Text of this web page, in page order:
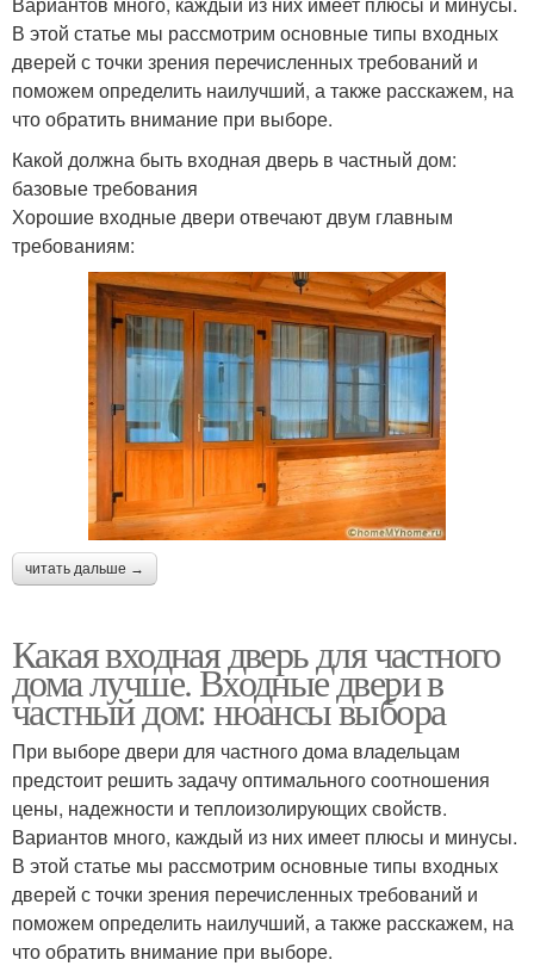
В этой статье мы рассмотрим основные типы входных
дверей с точки зрения перечисленных требований и
поможем определить наилучший, а также расскажем, на
что обратить внимание при выборе.
Какой должна быть входная дверь в частный дом:
базовые требования
Хорошие входные двери отвечают двум главным
требованиям:
читать дальше →
Какая входная дверь для частного
дома лучше. Входные двери в
частный дом: нюансы выбора
При выборе двери для частного дома владельцам
предстоит решить задачу оптимального соотношения
цены, надежности и теплоизолирующих свойств.
Вариантов много, каждый из них имеет плюсы и минусы.
В этой статье мы рассмотрим основные типы входных
дверей с точки зрения перечисленных требований и
поможем определить наилучший, а также расскажем, на
что обратить внимание при выборе.